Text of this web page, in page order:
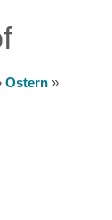
Ostern »